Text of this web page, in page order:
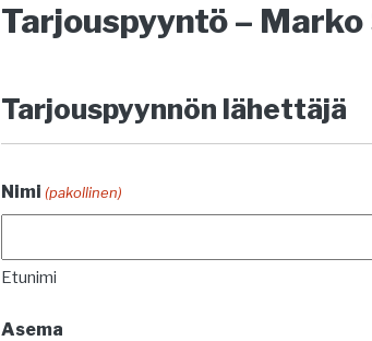
Tarjouspyyntö –
Tarjouspyynnön lähettäjä
Nimi (pakollinen)
Etunimi
Asema